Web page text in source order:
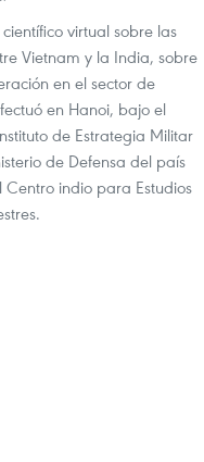
virtual sobre las
Vietnam y la India, sobre
en el sector de
en Hanoi, bajo el
de Estrategia Militar
de Defensa del país
Centro indio para Estudios